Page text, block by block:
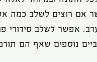
רוצים לשלב כמה
אפשר לשלב סידורי
נוספים שאף הם